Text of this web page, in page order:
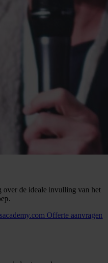
over de ideale invulling van het
Offerte aanvragen